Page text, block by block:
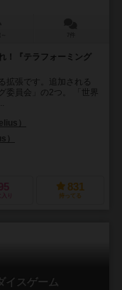
！『テラフォーミング
拡張です。追加される
委員会」の2つ。 「世界
）
）
入り
831
持ってる
イスゲーム